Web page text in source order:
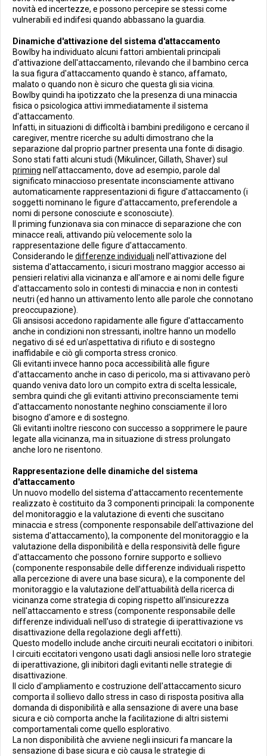
novità ed incertezze, e possono percepire se stessi come
vulnerabili ed indifesi quando abbassano la guardia.
Dinamiche d'attivazione del sistema d'attaccamento
Bowlby ha individuato alcuni fattori ambientali principali
d'attivazione dell'attaccamento, rilevando che il bambino cerca
la sua figura d'attaccamento quando è stanco, affamato,
malato o quando non è sicuro che questa gli sia vicina.
Bowlby quindi ha ipotizzato che la presenza di una minaccia
fisica o psicologica attivi immediatamente il sistema
d'attaccamento.
Infatti, in situazioni di difficoltà i bambini prediligono e cercano il
caregiver, mentre ricerche su adulti dimostrano che la
separazione dal proprio partner presenta una fonte di disagio.
Sono stati fatti alcuni studi (Mikulincer, Gillath, Shaver) sul
priming nell'attaccamento, dove ad esempio, parole dal
significato minaccioso presentate inconsciamente attivano
automaticamente rappresentazioni di figure d'attaccamento (i
soggetti nominano le figure d'attaccamento, preferendole a
nomi di persone conosciute e sconosciute).
Il priming funzionava sia con minacce di separazione che con
minacce reali, attivando più velocemente solo la
rappresentazione delle figure d'attaccamento.
Considerando le differenze individuali nell'attivazione del
sistema d'attaccamento, i sicuri mostrano maggior accesso ai
pensieri relativi alla vicinanza e all'amore e ai nomi delle figure
d'attaccamento solo in contesti di minaccia e non in contesti
neutri (ed hanno un attivamento lento alle parole che connotano
preoccupazione).
Gli ansisosi accedono rapidamente alle figure d'attaccamento
anche in condizioni non stressanti, inoltre hanno un modello
negativo di sé ed un'aspettativa di rifiuto e di sostegno
inaffidabile e ciò gli comporta stress cronico.
Gli evitanti invece hanno poca accessibilità alle figure
d'attaccamento anche in caso di pericolo, ma si attivavano però
quando veniva dato loro un compito extra di scelta lessicale,
sembra quindi che gli evitanti attivino preconsciamente temi
d'attaccamento nonostante neghino consciamente il loro
bisogno d'amore e di sostegno.
Gli evitanti inoltre riescono con successo a sopprimere le paure
legate alla vicinanza, ma in situazione di stress prolungato
anche loro ne risentono.
Rappresentazione delle dinamiche del sistema
d'attaccamento
Un nuovo modello del sistema d'attaccamento recentemente
realizzato è costituito da 3 componenti principali: la componente
del monitoraggio e la valutazione di eventi che suscitano
minaccia e stress (componente responsabile dell'attivazione del
sistema d'attaccamento), la componente del monitoraggio e la
valutazione della disponibilità e della responsività delle figure
d'attaccamento che possono fornire supporto e sollievo
(componente responsabile delle differenze individuali rispetto
alla percezione di avere una base sicura), e la componente del
monitoraggio e la valutazione dell'attuabilità della ricerca di
vicinanza come strategia di coping rispetto all'insicurezza
nell'attaccamento e stress (componente responsabile delle
differenze individuali nell'uso di strategie di iperattivazione vs
disattivazione della regolazione degli affetti).
Questo modello include anche circuiti neurali eccitatori o inibitori.
I circuiti eccitatori vengono usati dagli ansiosi nelle loro strategie
di iperattivazione, gli inibitori dagli evitanti nelle strategie di
disattivazione.
Il ciclo d'ampliamento e costruzione dell'attaccamento sicuro
comporta il sollievo dallo stress in caso di risposta positiva alla
domanda di disponibilità e alla sensazione di avere una base
sicura e ciò comporta anche la facilitazione di altri sistemi
comportamentali come quello esplorativo.
La non disponibilità che avviene negli insicuri fa mancare la
sensazione di base sicura e ciò causa le strategie di